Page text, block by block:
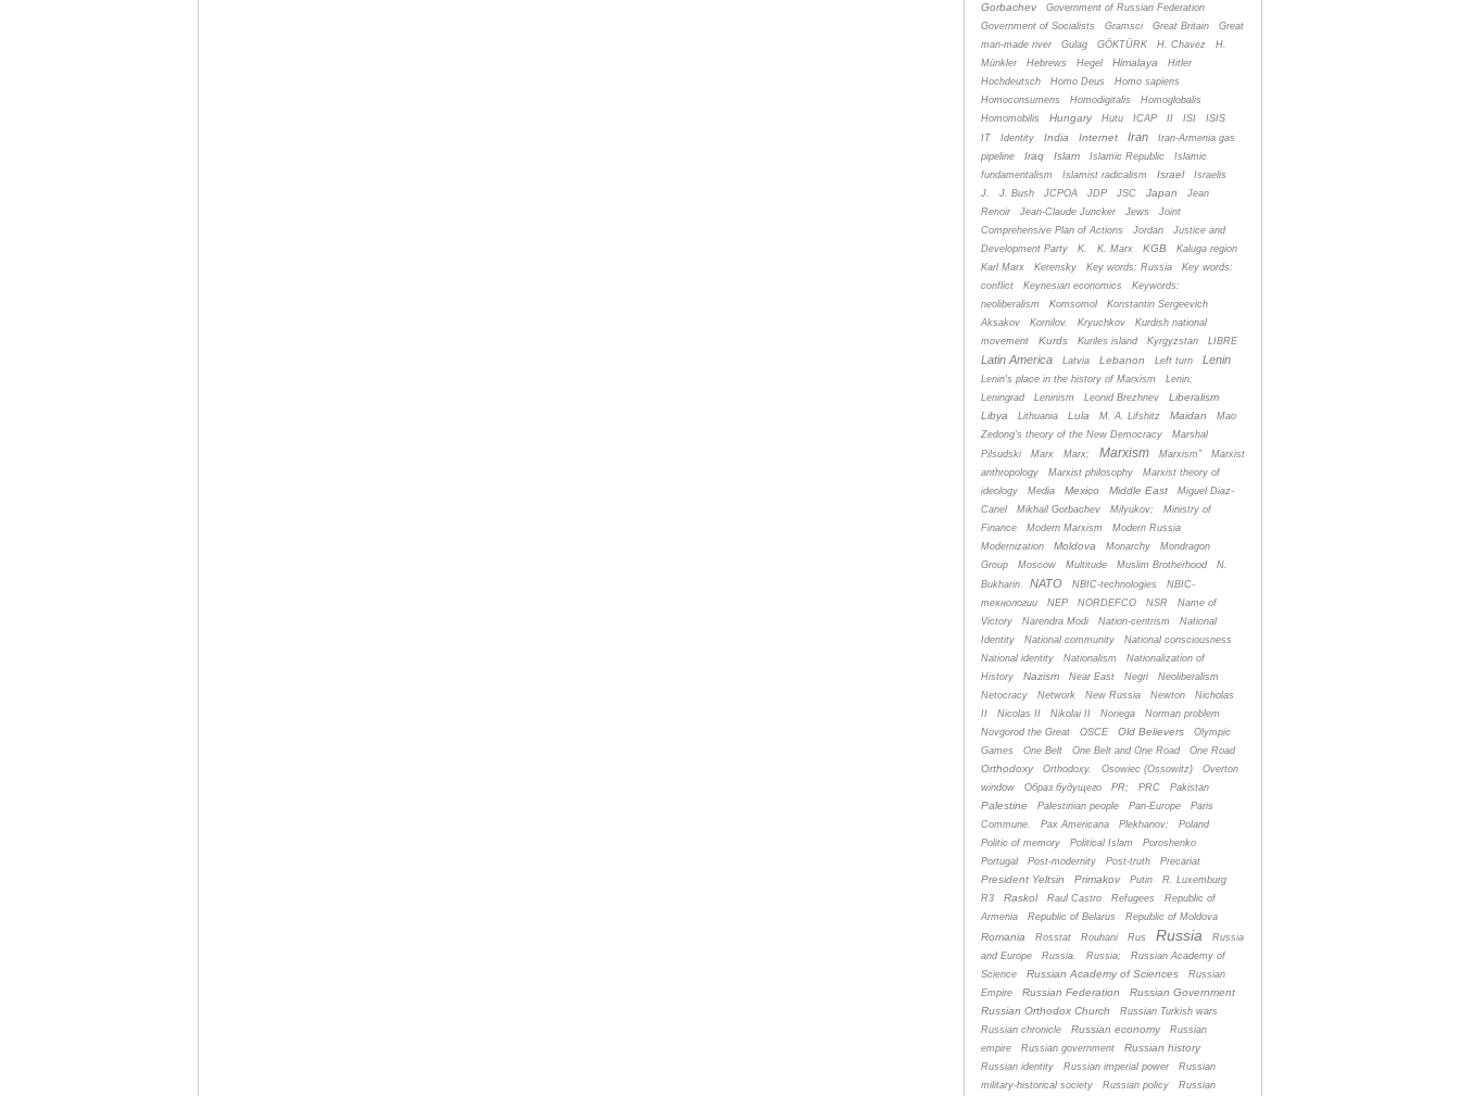
Gorbachev
Government of Russian Federation
Government of Socialists
Gramsci Great Britain
Great
man-made river
Gulag GÖKTÜRK H. Chavez
H.
Münkler
Hebrews Hegel Himalaya
Hitler
Hochdeutsch
Homo Deus
Homo sapiens
Homoconsumens
Homodigitalis
Homoglobalis
Homomobilis
Hungary Hutu ICAP II ISI
ISIS
IT
Identity India Internet Iran
Iran-Armenia gas
pipeline
Iraq Islam Islamic Republic
Islamic
fundamentalism
Islamist radicalism Israel
Israelis
J.
J. Bush JCPOA JDP JSC Japan
Jean
Renoir
Jean-Claude Juncker Jews
Joint
Comprehensive Plan of Actions
Jordan
Justice and
Development Party
K. K. Marx KGB
Kaluga region
Karl Marx
Kerensky Key words: Russia
Key words:
conflict
Keynesian economics
Keywords:
neoliberalism
Komsomol
Konstantin Sergeevich
Aksakov
Kornilov. Kryuchkov
Kurdish national
movement
Kurds Kuriles island Kyrgyzstan LIBRE
Latin America Latvia Lebanon Left turn Lenin
Lenin's place in the history of Marxism
Lenin;
Leningrad
Leninism Leonid Brezhnev
Liberalism
Libya
Lithuania Lula M. A. Lifshitz Maidan
Mao
Zedong's theory of the New Democracy
Marshal
Pilsudski
Marx Marx; Marxism Marxism”
Marxist
anthropology
Marxist philosophy
Marxist theory of
ideology
Media Mexico Middle East
Miguel Diaz-
Canel
Mikhail Gorbachev Milyukov;
Ministry of
Finance
Modern Marxism
Modern Russia
Modernization
Moldova Monarchy
Mondragon
Group
Moscow Multitude Muslim Brotherhood
N.
Bukharin
NATO NBIC-technologies
NBIC-
технологии
NEP NORDEFCO NSR
Name of
Victory
Narendra Modi Nation-centrism
National
Identity
National community
National consciousness
National identity
Nationalism
Nationalization of
History
Nazism Near East Negri
Neoliberalism
Netocracy
Network New Russia Newton
Nicholas
II
Nicolas II Nikolai II Noriega
Norman problem
Novgorod the Great
OSCE Old Believers
Olympic
Games
One Belt One Belt and One Road One Road
Orthodoxy Orthodoxy. Osowiec (Ossowitz)
Overton
window
Oбраз будущего PR; PRC Pakistan
Palestine Palestinian people Pan-Europe
Paris
Commune.
Pax Americana Plekhanov;
Poland
Politic of memory
Political Islam
Poroshenko
Portugal
Post-modernity Post-truth Precariat
President Yeltsin Primakov Putin
R. Luxemburg
R3
Raskol Raul Castro Refugees
Republic of
Armenia
Republic of Belarus Republic of Moldova
Romania Rosstat Rouhani Rus Russia
Russia
and Europe
Russia. Russia;
Russian Academy of
Science
Russian Academy of Sciences
Russian
Empire
Russian Federation
Russian Government
Russian Orthodox Church
Russian Turkish wars
Russian chronicle
Russian economy
Russian
empire
Russian government Russian history
Russian identity Russian imperial power
Russian
military-historical society
Russian policy Russian